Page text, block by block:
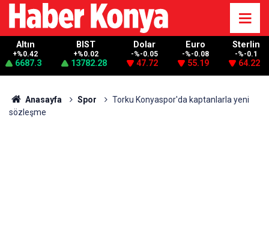
Altın
+%0.42
6687.3
BIST
+%0.02
13782.28
Dolar
-%-0.05
47.72
Euro
-%-0.08
55.19
Sterlin
-%-0.1
64.22
Anasayfa Spor
Torku Konyaspor'da kaptanlarla yeni
sözleşme